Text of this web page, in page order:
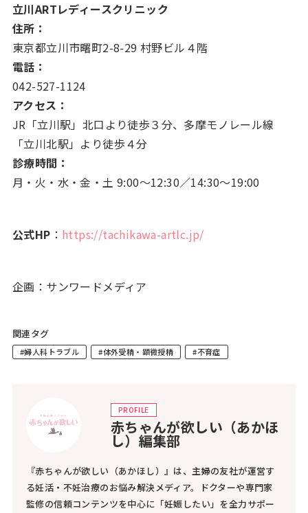
立川ARTレディースクリニック
住所：
東京都立川市曙町2-8-29 村野ビル４階
電話：
042-527-1124
アクセス：
JR「立川駅」北口より徒歩３分、多摩モノレール線
「立川北駅」より徒歩４分
診療時間：
月・火・水・金・土 9:00～12:30／14:30～19:00
公式HP ： https://tachikawa-artlc.jp/
企画：サンワードメディア
関連タグ
#婦人科トラブル #体外受精・顕微授精 #不育症
PROFILE
赤ちゃんが欲しい（あかほ
し）編集部
『赤ちゃんが欲しい（あかほし）』は、主婦の友社が運営す
る妊活・不妊治療のお悩み解決メディア。ドクターや専門家
監修の信頼コンテンツを中心に「妊娠したい」を全力サポー